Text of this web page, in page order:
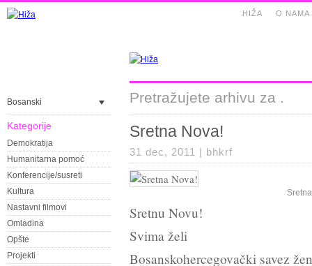
O NAMA
HIŽA
Bosanski
Kategorije
Demokratija
Humanitarna pomoć
Konferencije/susreti
Kultura
Nastavni filmovi
Omladina
Opšte
Projekti
Pretražujete arhivu za .
Sretna Nova!
31 dec, 2011 | bhkrf
Sretnu Novu!
Svima želi
Bosanskohercegovački savez